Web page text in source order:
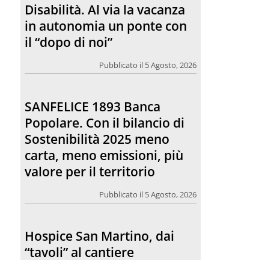
Disabilità. Al via la vacanza
in autonomia un ponte con
il “dopo di noi”
Pubblicato il 5 Agosto, 2026
SANFELICE 1893 Banca
Popolare. Con il bilancio di
Sostenibilità 2025 meno
carta, meno emissioni, più
valore per il territorio
Pubblicato il 5 Agosto, 2026
Hospice San Martino, dai
“tavoli” al cantiere